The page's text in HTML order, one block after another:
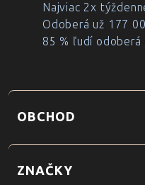
Najviac 2x
Odoberá už 177
85 % ľudí odoberá
OBCHOD
ZNAČKY